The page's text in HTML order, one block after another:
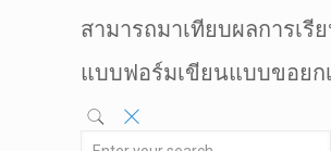
สามารถมาเทียบผลการเรี
แบบฟอร์มเขียนแบบขอยก